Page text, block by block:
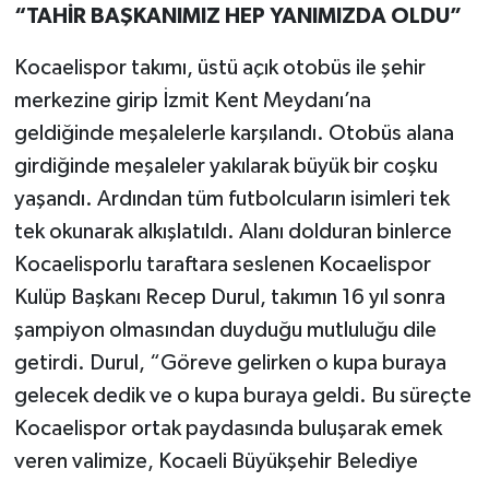
“TAHİR BAŞKANIMIZ HEP YANIMIZDA OLDU”
Kocaelispor takımı, üstü açık otobüs ile şehir
merkezine girip İzmit Kent Meydanı’na
geldiğinde meşalelerle karşılandı. Otobüs alana
girdiğinde meşaleler yakılarak büyük bir coşku
yaşandı. Ardından tüm futbolcuların isimleri tek
tek okunarak alkışlatıldı. Alanı dolduran binlerce
Kocaelisporlu taraftara seslenen Kocaelispor
Kulüp Başkanı Recep Durul, takımın 16 yıl sonra
şampiyon olmasından duyduğu mutluluğu dile
getirdi. Durul, “Göreve gelirken o kupa buraya
gelecek dedik ve o kupa buraya geldi. Bu süreçte
Kocaelispor ortak paydasında buluşarak emek
veren valimize, Kocaeli Büyükşehir Belediye